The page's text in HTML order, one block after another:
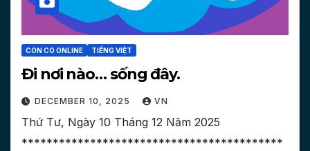
CON CO ONLINE TIẾNG VIỆT
Đi nơi nào… sống đây.
DECEMBER 10, 2025 VN
Thứ Tư, Ngày 10 Tháng 12 Năm 2025
******************************************